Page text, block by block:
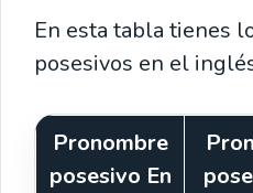
En esta tabla tienes
posesivos en el
Pronombre
posesivo En